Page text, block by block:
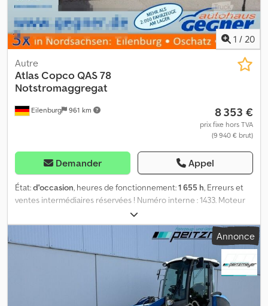
1 / 20
Eilenburg 961 km
Autre
Atlas CopcoQAS 78
Notstromaggregat
8 353 €
prix fixe hors TVA
(9 940 € brut)
Demander Appel
État:d'occasion, heures de fonctionnement:1 655 h, Erreurs et
ventes intermédiaires réservées ! Numéro interne : 1433. Moteur
PERKINS. Le véhicule n’a pas été remis à neuf. Dcjdpfxezp Avkj
Abyjk Livraison possible dans toute l’Allemagne moyennant un
supplément. Erreurs et ventes intermédiaires réservées. Nous
reprenons votre ancien véhicule avec plaisir.
Financement/location possible, même sans apport initial ! Vous
avez d’autres questions ? Nous serons heureux de vous conseiller
Annonce